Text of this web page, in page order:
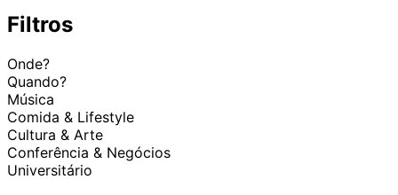
Filtros
Onde?
Quando?
Música
Comida & Lifestyle
Cultura & Arte
Conferência & Negócios
Universitário